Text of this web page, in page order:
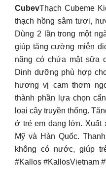
CubevThạch Cubeme
thạch hồng sâm tươi,
Dùng 2 lần trong một
giúp tăng cường miễn
năng có chứa mật sữa
Dinh dưỡng phù hợp
hương vị cam thơm
thành phần lựa chọn
loại cây truyền thống.
ở trẻ em đang lớn. Xuất
Mỹ và Hàn Quốc.
không có nước, giúp
#Kallos #KallosVietnam